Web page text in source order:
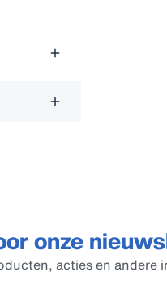
onze
acties en andere